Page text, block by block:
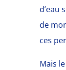
d’eau
de
ces
Mais